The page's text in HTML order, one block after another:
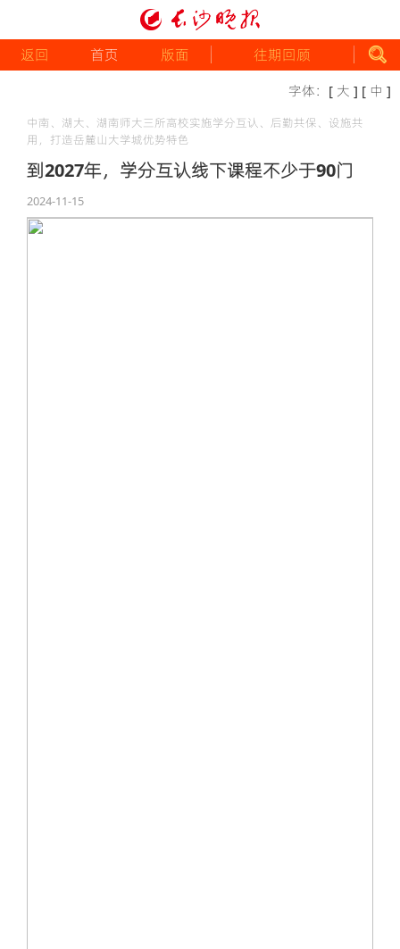
返回 首页 版面 往期回顾
字体： [ 大 ] [ 中 ]
中南、湖大、湖南师大三所高校实施学分互认、后勤共保、设施共
用，打造岳麓山大学城优势特色
到2027年，学分互认线下课程不少于90门
2024-11-15